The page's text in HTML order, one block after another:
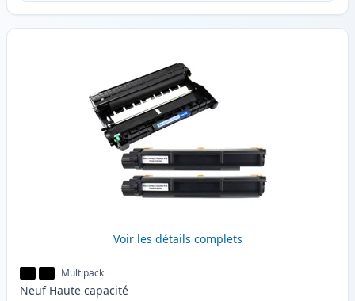
Voir les détails complets
Multipack
Neuf Haute capacité